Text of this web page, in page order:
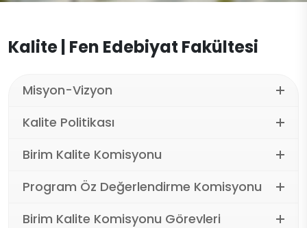
Dış Paydaşlar
Mevzuat
Matematik
Moleküler Biyoloji ve Genetik (İngilizce)
İletişim
Kalite | Fen Edebiyat Fakültesi
Misyon-Vizyon
Kalite Politikası
Birim Kalite Komisyonu
Program Öz Değerlendirme Komisyonu
Birim Kalite Komisyonu Görevleri